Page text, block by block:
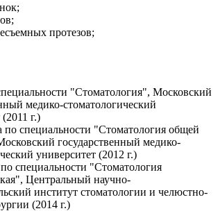
протезов;
"Стоматология", Московский
медико-стоматологический
г.)
по специальности "Стоматология общей
государственный медико-
университет (2012 г.)
специальности "Стоматология
Центральный научно-
институт стоматологии и челюстно-
(2014 г.)